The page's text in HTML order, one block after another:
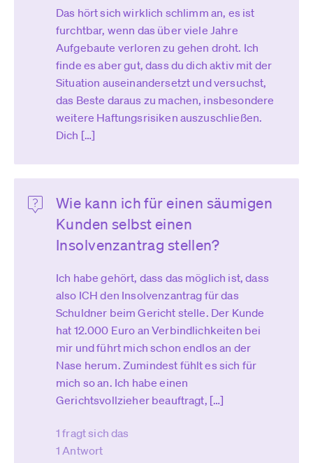
Das hört sich wirklich schlimm an, es ist
furchtbar, wenn das über viele Jahre
Aufgebaute verloren zu gehen droht. Ich
finde es aber gut, dass du dich aktiv mit der
Situation auseinandersetzt und versuchst,
das Beste daraus zu machen, insbesondere
weitere Haftungsrisiken auszuschließen.
Dich […]
Wie kann ich für einen säumigen
Kunden selbst einen
Insolvenzantrag stellen?
Ich habe gehört, dass das möglich ist, dass
also ICH den Insolvenzantrag für das
Schuldner beim Gericht stelle. Der Kunde
hat 12.000 Euro an Verbindlichkeiten bei
mir und führt mich schon endlos an der
Nase herum. Zumindest fühlt es sich für
mich so an. Ich habe einen
Gerichtsvollzieher beauftragt, […]
1 fragt sich das
1 Antwort